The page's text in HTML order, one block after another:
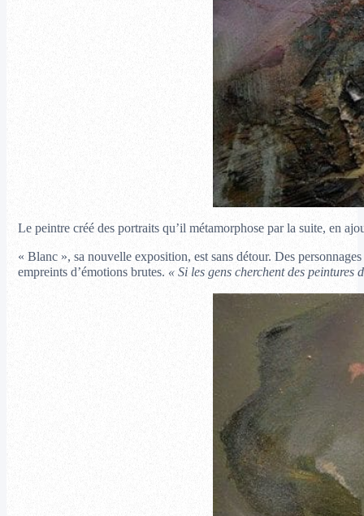
Le peintre créé des portraits qu’il métamorphose par la suite, en
« Blanc », sa nouvelle exposition, est sans détour. Des
empreints d’émotions brutes. « Si les gens cherchent des peintures